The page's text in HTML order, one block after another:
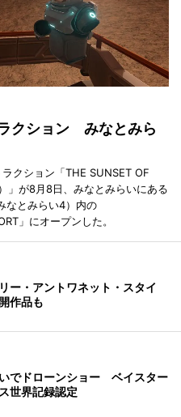
クション みなとみら
クション「THE SUNSET OF
」が8月8日、みなとみらいにある
なとみらい4）内の
」にオープンした。
ー・アントワネット・スタイ
作品も
でドローンショー ベイスター
世界記録認定